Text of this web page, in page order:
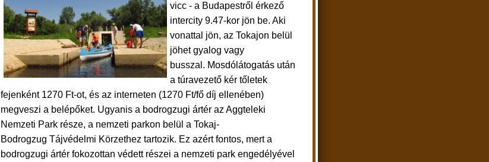
vicc - a Budapestről érkező
intercity 9.47-kor jön be. Aki
vonattal jön, az Tokajon belül
jöhet gyalog vagy
busszal. Mosdólátogatás után
a túravezető kér tőletek
fejenként 1270 Ft-ot, és az interneten (1270 Ft/fő díj ellenében)
megveszi a belépőket. Ugyanis a bodrogzugi ártér az Aggteleki
Nemzeti Park része, a nemzeti parkon belül a Tokaj-
Bodrogzug Tájvédelmi Körzethez tartozik. Ez azért fontos, mert a
bodrogzugi ártér fokozottan védett részei a nemzeti park engedélyével